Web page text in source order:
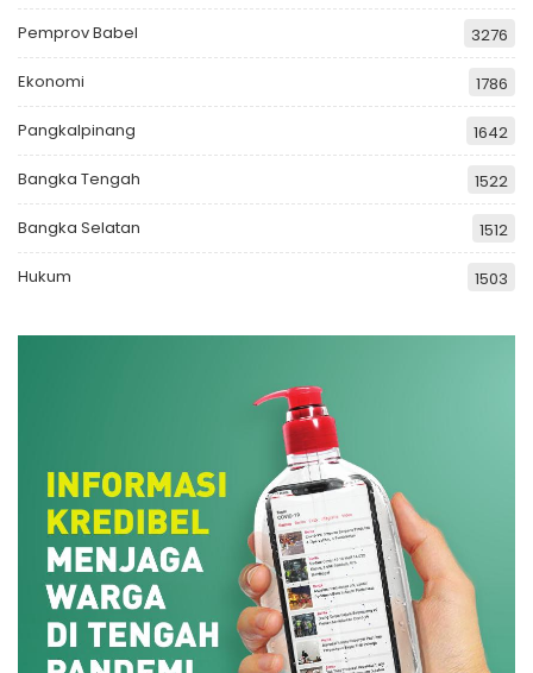
Pemprov Babel 3276
Ekonomi 1786
Pangkalpinang 1642
Bangka Tengah 1522
Bangka Selatan 1512
Hukum 1503